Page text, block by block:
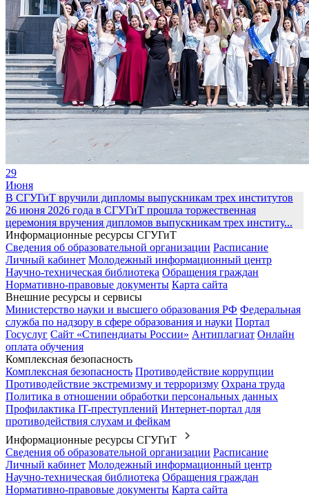
29
Июня
В СГУГиТ вручили дипломы выпускникам трех институтов
26 июня 2026 года в СГУГиТ прошла торжественная
церемония вручения дипломов выпускникам трех институ...
Информационные ресурсы СГУГиТ
Сведения об образовательной организации Расписание
Личный кабинет Молодежный информационный центр
Научно-техническая библиотека Обращения граждан
Нормативно-правовые документы Карта сайта
Внешние ресурсы и сервисы
Министерство науки и высшего образования РФ Федеральная
служба по надзору в сфере образования и науки Портал
Госуслуг Сайт «Стипендиаты России» Антиплагиат Онлайн
оплата обучения
Комплексная безопасность
Комплексная безопасность Противодействие коррупции
Противодействие экстремизму и терроризму Охрана труда
Политика в отношении обработки персональных данных
Профилактика IT-преступлений Интернет-портал для
противодействия слухам и фейкам
Информационные ресурсы СГУГиТ
Сведения об образовательной организации Расписание
Личный кабинет Молодежный информационный центр
Научно-техническая библиотека Обращения граждан
Нормативно-правовые документы Карта сайта